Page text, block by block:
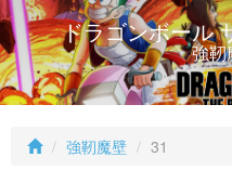
ドラゴンボール
強靭
強靭魔壁 31